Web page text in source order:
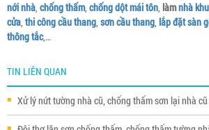
nới nhà, chống thấm, chống dột mái tôn, làmnhà
cửa, thi công cầu thang, sơn cầu thang, lắp đặt sàn
thông tắc,…
TIN LIÊN QUAN
Xử lý nứt tường nhà cũ, chống thấm sơn lại nhà